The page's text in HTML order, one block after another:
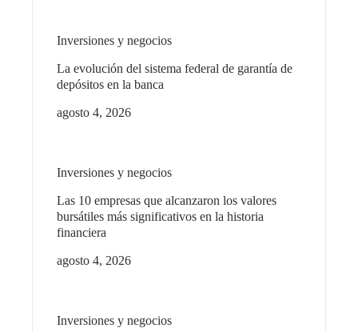
Inversiones y negocios
La evolución del sistema federal de garantía de
depósitos en la banca
agosto 4, 2026
Inversiones y negocios
Las 10 empresas que alcanzaron los valores
bursátiles más significativos en la historia
financiera
agosto 4, 2026
Inversiones y negocios